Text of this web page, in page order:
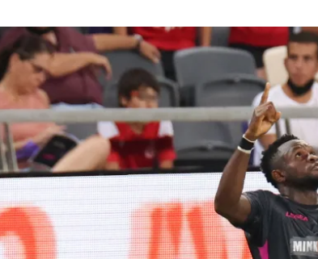
אביב
באר שבע
ליגה סינית
ליגה ברזילאית
ליגות נוספות